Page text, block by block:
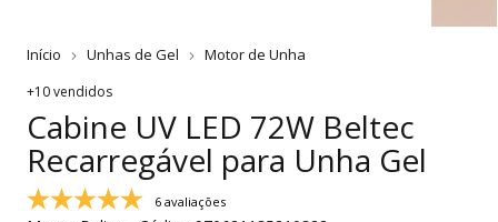
Início Unhas de Gel Motor de Unha
+10 vendidos
Cabine UV LED 72W Beltec
Recarregável para Unha Gel
6 avaliações